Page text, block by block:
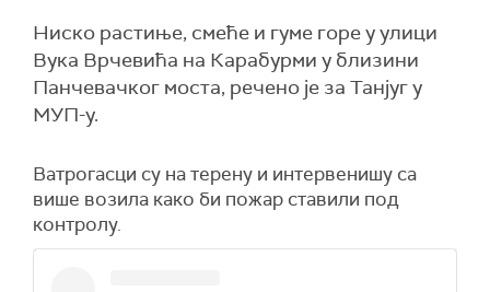
Ниско растиње, смеће и гуме горе у улици
Вука Врчевића на Карабурми у близини
Панчевачког моста, речено је за Танјуг у
МУП-у.
Ватрогасци су на терену и интервенишу са
више возила како би пожар ставили под
контролу.